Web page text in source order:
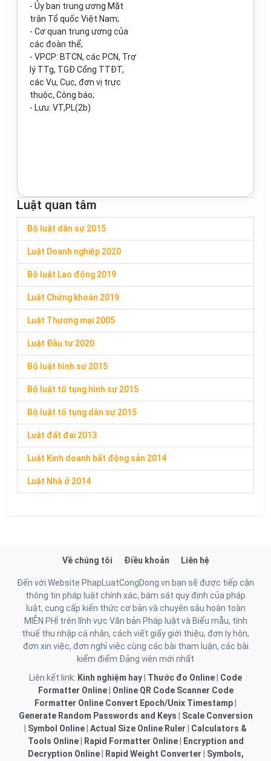
- Ủy ban trung ương Mặt
trận Tổ quốc Việt Nam;
- Cơ quan trung ương của
các đoàn thể;
- VPCP: BTCN, các PCN, Trợ
lý TTg, TGĐ Cổng TTĐT,
các Vụ, Cục, đơn vị trực
thuộc, Công báo;
- Lưu: VT,PL(2b).
Luật quan tâm
Bộ luật dân sự 2015
Luật Doanh nghiệp 2020
Bộ luật Lao động 2019
Luật Chứng khoán 2019
Luật Thương mại 2005
Luật Đầu tư 2020
Bộ luật hình sự 2015
Bộ luật tố tụng hình sự 2015
Bộ luật tố tụng dân sự 2015
Luật đất đai 2013
Luật Kinh doanh bất động sản 2014
Luật Nhà ở 2014
Về chúng tôi Điều khoản Liên hệ
Đến với Website PhapLuatCongDong.vn bạn sẽ được tiếp cận
thông tin pháp luật chính xác, bám sát quy định của pháp
luật, cung cấp kiến thức cơ bản và chuyên sâu hoàn toàn
MIỄN PHÍ trên lĩnh vực Văn bản Pháp luật và Biểu mẫu, tính
thuế thu nhập cá nhân, cách viết giấy giới thiệu, đơn ly hôn,
đơn xin việc, đơn nghỉ việc cùng các bài tham luận, các bài
kiểm điểm Đảng viên mới nhất
Liên kết link: Kinh nghiệm hay Thước đo Online
Code
Formatter Online| Online QR Code Scanner Code
Formatter Online Convert Epoch/Unix Timestamp
Generate Random Passwords and Keys
Scale Conversion
Symbol Online Actual Size Online Ruler
Calculators &
Tools Online| Rapid Formatter Online|
Encryption and
Decryption Online| Rapid Weight Converter Symbols,